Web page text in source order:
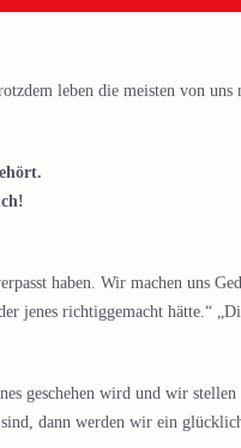
leben die meisten von
haben. Wir machen uns
jenes richtiggemacht hätte.“
geschehen wird und wir
dann werden wir ein